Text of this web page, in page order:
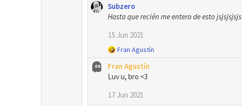
Subzero
Hasta que recién me entero de esto jsjsjsjsjs
15 Jun 2021
R
a
c
i
Fran Agustín
Fran Agustín
Luv u, bro <3
17 Jun 2021